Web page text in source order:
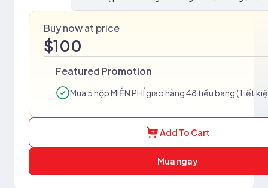
Buy now at price
$100
Featured Promotion
Mua 5 hộp MIỄN PHÍ giao hàng 48 tiểu bang (Tiết
Add To Cart
Mua ngay